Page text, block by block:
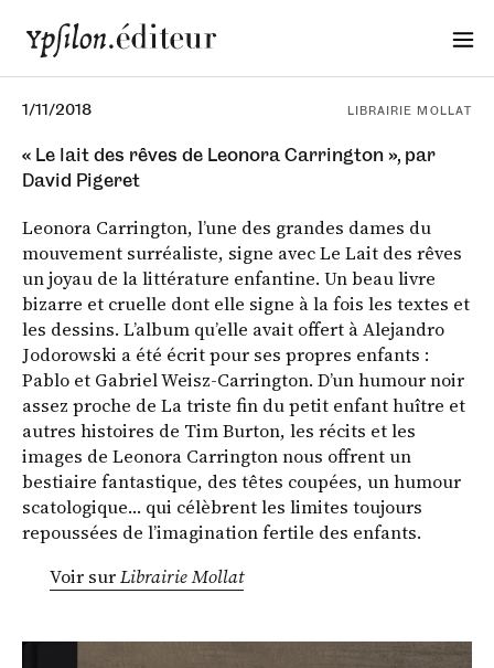
1/11/2018
« Le lait des rêves de Leonora Carrington », par
David Pigeret
LIBRAIRIE MOLLAT
Leonora Carrington, l’une des grandes dames du
mouvement surréaliste, signe avec Le Lait des rêves
un joyau de la littérature enfantine. Un beau livre
bizarre et cruelle dont elle signe à la fois les textes et
les dessins. L’album qu’elle avait offert à Alejandro
Jodorowski a été écrit pour ses propres enfants :
Pablo et Gabriel Weisz-Carrington. D’un humour noir
assez proche de La triste fin du petit enfant huître et
autres histoires de Tim Burton, les récits et les
images de Leonora Carrington nous offrent un
bestiaire fantastique, des têtes coupées, un humour
scatologique… qui célèbrent les limites toujours
repoussées de l’imagination fertile des enfants.
Voir surLibrairie Mollat